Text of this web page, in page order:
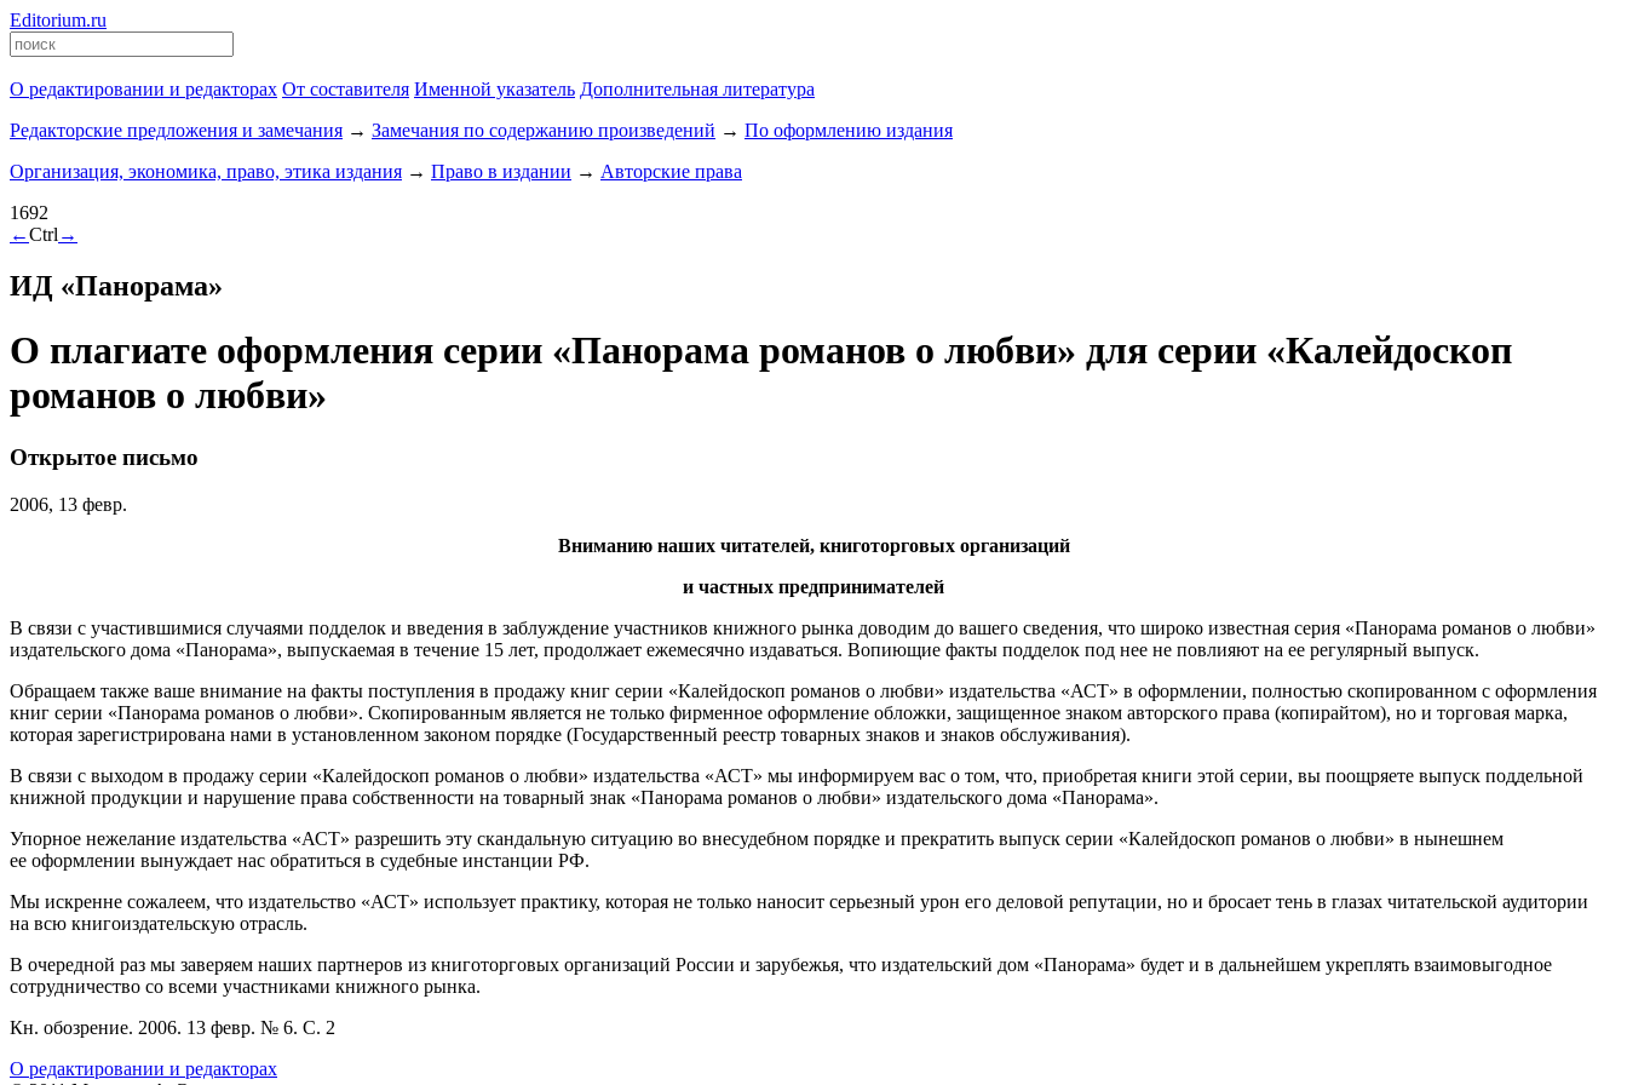
Editorium.ru
О редактировании и редакторах От составителя Именной указатель Дополнительная литература
Редакторские предложения и замечания → Замечания по содержанию произведений → По оформлению издания
Организация, экономика, право, этика издания → Право в издании → Авторские права
1692
←Ctrl →
ИД «Панорама»
О плагиате оформления серии «Панорама романов о любви» для серии «Калейдоскоп
романов о любви»
Открытое письмо
2006, 13 февр.
Вниманию наших читателей, книготорговых организаций
и частных предпринимателей
В связи с участившимися случаями подделок и введения в заблуждение участников книжного рынка доводим до вашего сведения, что широко известная серия «Панорама романов о любви»
издательского дома «Панорама», выпускаемая в течение 15 лет, продолжает ежемесячно издаваться. Вопиющие факты подделок под нее не повлияют на ее регулярный выпуск.
Обращаем также ваше внимание на факты поступления в продажу книг серии «Калейдоскоп романов о любви» издательства «АСТ» в оформлении, полностью скопированном с оформления
книг серии «Панорама романов о любви». Скопированным является не только фирменное оформление обложки, защищенное знаком авторского права (копирайтом), но и торговая марка,
которая зарегистрирована нами в установленном законом порядке (Государственный реестр товарных знаков и знаков обслуживания).
В связи с выходом в продажу серии «Калейдоскоп романов о любви» издательства «АСТ» мы информируем вас о том, что, приобретая книги этой серии, вы поощряете выпуск поддельной
книжной продукции и нарушение права собственности на товарный знак «Панорама романов о любви» издательского дома «Панорама».
Упорное нежелание издательства «АСТ» разрешить эту скандальную ситуацию во внесудебном порядке и прекратить выпуск серии «Калейдоскоп романов о любви» в нынешнем
ее оформлении вынуждает нас обратиться в судебные инстанции РФ.
Мы искренне сожалеем, что издательство «АСТ» использует практику, которая не только наносит серьезный урон его деловой репутации, но и бросает тень в глазах читательской аудитории
на всю книгоиздательскую отрасль.
В очередной раз мы заверяем наших партнеров из книготорговых организаций России и зарубежья, что издательский дом «Панорама» будет и в дальнейшем укреплять взаимовыгодное
сотрудничество со всеми участниками книжного рынка.
Кн. обозрение. 2006. 13 февр. № 6. С. 2
О редактировании и редакторах